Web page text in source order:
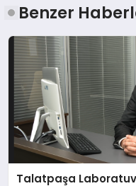
Benzer
Talatpaşa